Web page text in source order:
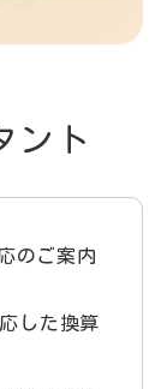
ント
のご案内
した換算